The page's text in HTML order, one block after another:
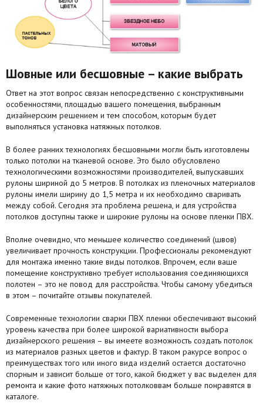
Шовные или бесшовные – какие выбрать
Ответ на этот вопрос связан непосредственно с конструктивными
особенностями, площадью вашего помещения, выбранным
дизайнерским решением и тем способом, которым будет
выполняться установка натяжных потолков.
В более ранних технологиях бесшовными могли быть изготовлены
только потолки на тканевой основе. Это было обусловлено
технологическими возможностями производителей, выпускавших
рулоны шириной до 5 метров. В потолках из пленочных материалов
рулоны имели ширину до 1,5 метра и их необходимо сваривать
между собой. Сегодня эта проблема решена, и для устройства
потолков доступны также и широкие рулоны на основе пленки ПВХ.
Вполне очевидно, что меньшее количество соединений (швов)
увеличивает прочность конструкции. Профессионалы рекомендуют
для монтажа именно такие виды потолков. Впрочем, если ваше
помещение конструктивно требует использования соединяющихся
полотен – это не повод для расстройства. Чтобы самому убедиться
в этом – почитайте отзывы покупателей.
Современные технологии сварки ПВХ пленки обеспечивают высокий
уровень качества при более широкой вариативности выбора
дизайнерского решения – вы имеете возможность создать потолок
из материалов разных цветов и фактур. В таком ракурсе вопрос о
преимуществах того или иного вида изделий остается достаточно
спорным и зависит больше от того, какой бюджет у вас выделен для
ремонта и какие фото натяжных потолковвам больше понравятся в
каталоге.